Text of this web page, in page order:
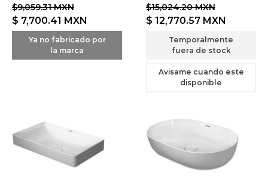
$9,059.31 MXN
$ 7,700.41 MXN
Ya no fabricado por
la marca
$15,024.20 MXN
$ 12,770.57 MXN
Temporalmente
fuera de stock
Avisame cuando este
disponible